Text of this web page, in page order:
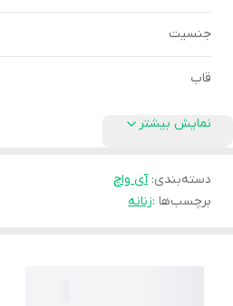
جنسیت
قاب
نمایش بیشتر
دسته‌بندی:آی واچ
برچسب‌ها :زنانه